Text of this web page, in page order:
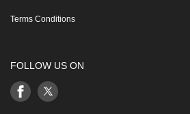
Terms Conditions
FOLLOW US ON